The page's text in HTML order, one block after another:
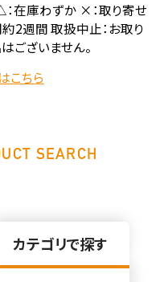
在庫わずか ×：取り寄せ
2週間 取扱中止：お取り
ございません。
こちら
SEARCH
カテゴリで探す